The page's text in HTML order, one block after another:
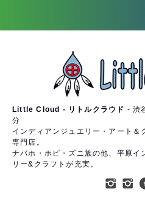
Little Cloud - リトルクラウド - 渋
分
インディアンジュエリー・アート＆
専門店。
ナバホ・ホピ・ズニ族の他、平原イ
リー&クラフトが充実。